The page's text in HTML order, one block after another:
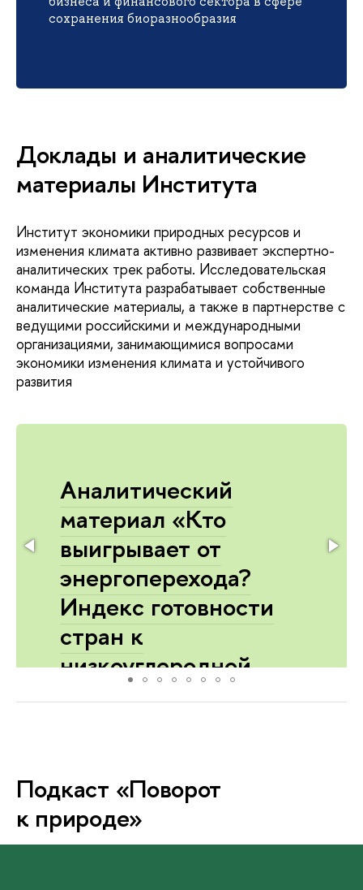
сохранения биоразнообразия
Доклады и аналитические
материалы Института
Институт экономики природных ресурсов и
изменения климата активно развивает экспертно-
аналитических трек работы. Исследовательская
команда Института разрабатывает собственные
аналитические материалы, а также в партнерстве с
ведущими российскими и международными
организациями, занимающимися вопросами
экономики изменения климата и устойчивого
развития
Аналитический
материал «Кто
выигрывает от
энергоперехода?
Индекс готовности
стран к
низкоуглеродной
трансформации»
стран к энергетическому
переходу. Он оценивает 133
страны по сочетанию переходных
активов и адаптационного
Подкаст «Поворот
к природе»